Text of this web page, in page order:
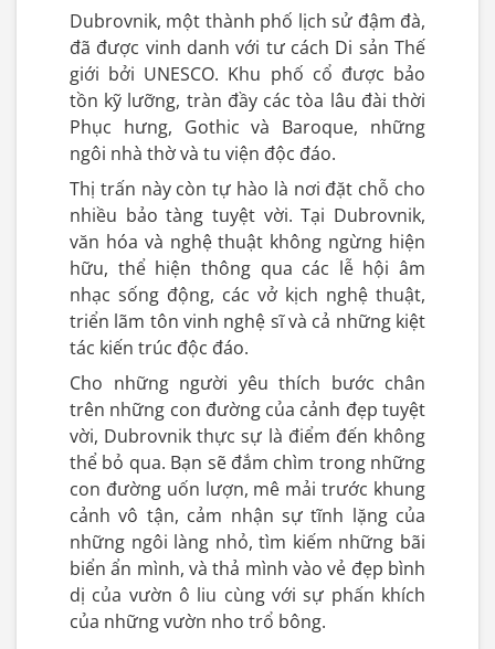
Dubrovnik, một thành phố lịch sử đậm đà,
đã được vinh danh với tư cách Di sản Thế
giới bởi UNESCO. Khu phố cổ được bảo
tồn kỹ lưỡng, tràn đầy các tòa lâu đài thời
Phục hưng, Gothic và Baroque, những
ngôi nhà thờ và tu viện độc đáo.
Thị trấn này còn tự hào là nơi đặt chỗ cho
nhiều bảo tàng tuyệt vời. Tại Dubrovnik,
văn hóa và nghệ thuật không ngừng hiện
hữu, thể hiện thông qua các lễ hội âm
nhạc sống động, các vở kịch nghệ thuật,
triển lãm tôn vinh nghệ sĩ và cả những kiệt
tác kiến trúc độc đáo.
Cho những người yêu thích bước chân
trên những con đường của cảnh đẹp tuyệt
vời, Dubrovnik thực sự là điểm đến không
thể bỏ qua. Bạn sẽ đắm chìm trong những
con đường uốn lượn, mê mải trước khung
cảnh vô tận, cảm nhận sự tĩnh lặng của
những ngôi làng nhỏ, tìm kiếm những bãi
biển ẩn mình, và thả mình vào vẻ đẹp bình
dị của vườn ô liu cùng với sự phấn khích
của những vườn nho trổ bông.